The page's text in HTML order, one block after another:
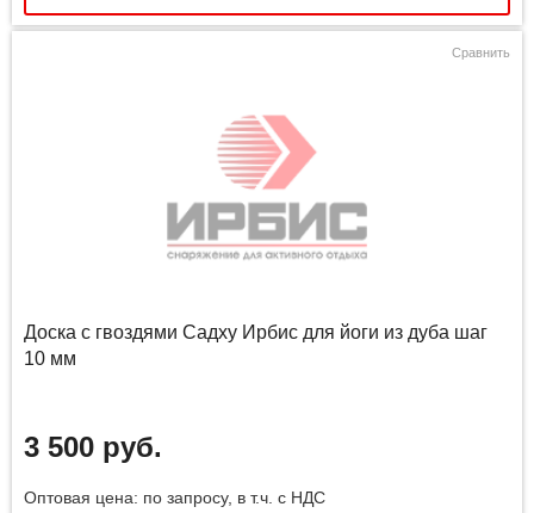
Сравнить
Доска с гвоздями Садху Ирбис для йоги из дуба шаг
10 мм
3 500 руб.
Оптовая цена: по запросу, в т.ч. с НДС